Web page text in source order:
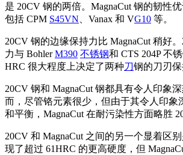
是 20CV 钢的两倍。MagnaCut 钢的韧性
包括 CPM S45VN 、Vanax 和 VG10 等。
20CV 钢的边缘保持力比 MagnaCut 稍好
力与 BohlerM390 不锈钢和 CTS 204P 不
HRC 很大程度上决定了两种刀钢的刀刃保
20CV 钢和 MagnaCut 钢都具有令人印象
而，尽管铬元素很少，但由于其令人印象
和平衡，MagnaCut 在耐污染性方面略胜
20CV 和 MagnaCut 之间的另一个显着区
现了超过 61HRC 的更高硬度，但